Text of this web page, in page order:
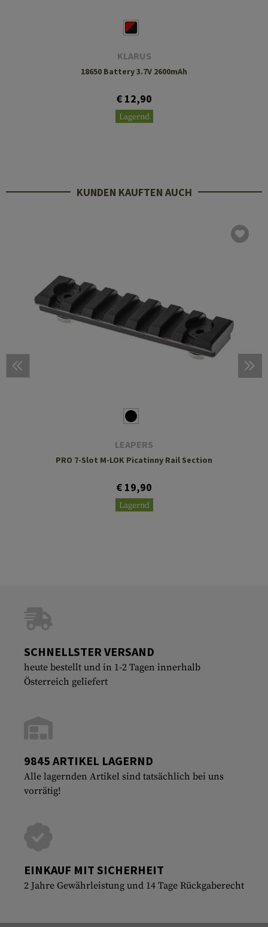
KLARUS
18650 Battery 3.7V 2600mAh
€ 12,90
Lagernd
KUNDEN KAUFTEN AUCH
LEAPERS
PRO 7-Slot M-LOK Picatinny Rail Section
€ 19,90
Lagernd
SCHNELLSTER VERSAND
heute bestellt und in 1-2 Tagen innerhalb
Österreich geliefert
9845 ARTIKEL LAGERND
Alle lagernden Artikel sind tatsächlich bei uns
vorrätig!
EINKAUF MIT SICHERHEIT
2 Jahre Gewährleistung und 14 Tage Rückgaberecht